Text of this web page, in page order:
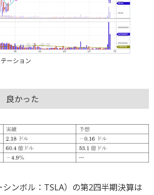
ーション
良かった
ンボル：TSLA）の第2四半期決算は